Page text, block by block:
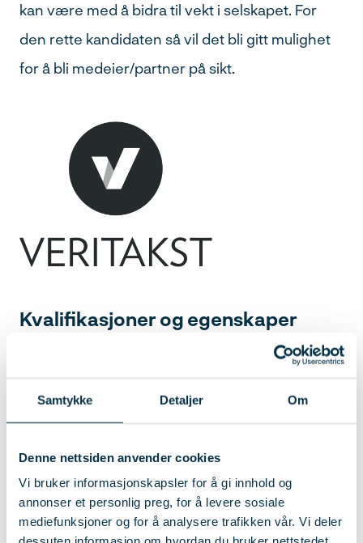
Samtykke Detaljer Om
Denne nettsiden anvender cookies
Vi bruker informasjonskapsler for å gi innhold og
annonser et personlig preg, for å levere sosiale
mediefunksjoner og for å analysere trafikken vår. Vi deler
kan være med å bidra til vekt i selskapet. For
den rette kandidaten så vil det bli gitt mulighet
for å bli medeier/partner på sikt.
Kvalifikasjoner og egenskaper
Utdanning/arbeidserfaring innen
fagskole el.)
(men ikke et krav)
Er skrivevant og har god muntlig
kommunikasjonsevne